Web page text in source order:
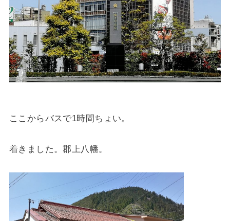
ここからバスで1時間ちょい。
着きました。郡上八幡。